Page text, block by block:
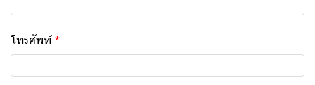
โทรศัพท์